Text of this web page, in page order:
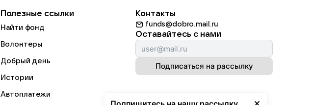
Полезные ссылки
Найти фонд
Волонтеры
Добрый день
Истории
Автоплатежи
Контакты
funds@dobro.mail.ru
Оставайтесь с нами
Подписаться на рассылку